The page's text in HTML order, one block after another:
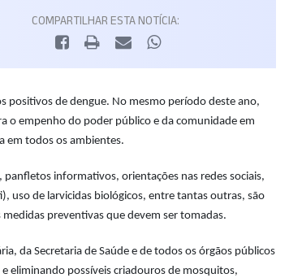
COMPARTILHAR ESTA NOTÍCIA:
positivos de dengue. No mesmo período deste ano,
o empenho do poder público e da comunidade em
em todos os ambientes.
panfletos informativos, orientações nas redes sociais,
uso de larvicidas biológicos, entre tantas outras, são
preventivas que devem ser tomadas.
da Secretaria de Saúde e de todos os órgãos públicos
eliminando possíveis criadouros de mosquitos,